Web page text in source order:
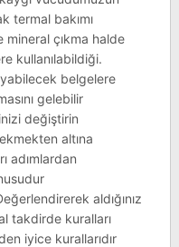
termal bakımı
mineral çıkma halde
kullanılabildiği.
belgelere
gelebilir
değiştirin
altına
adımlardan
aldığınız
takdirde kuralları
iyice kurallarıdır